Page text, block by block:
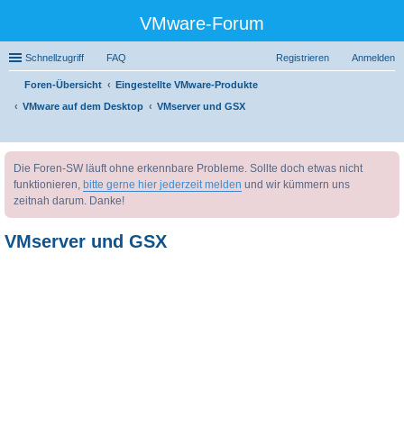
VMware-Forum
Schnellzugriff FAQ Anmelden
Registrieren
Foren-Übersicht
Eingestellte VMware-Produkte
VMware auf dem Desktop
VMserver und GSX
uc
Die Foren-SW läuft ohne erkennbare Probleme. Sollte doch etwas nicht
funktionieren, bitte gerne hier jederzeit melden und wir kümmern uns
zeitnah darum. Danke!
VMserver und GSX